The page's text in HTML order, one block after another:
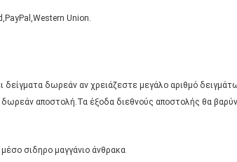
Union.
δωρεάν αν χρειάζεστε μεγάλο αριθμό
αποστολή.Τα έξοδα διεθνούς αποστολής θα
μέσο σιδηρο μαγγάνιο άνθρακα